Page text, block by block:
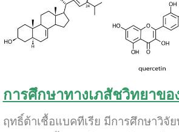
การศึกษาทางเภสัชวิทยาขอ
ฤทธิ์ต้าเชื้อแบคทีเรีย มีการศึกษาวิจั